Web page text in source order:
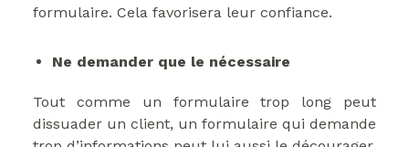
formulaire. Cela favorisera leur confiance.
Ne demander que le nécessaire
Tout comme un formulaire trop long peut
dissuader un client, un formulaire qui demande